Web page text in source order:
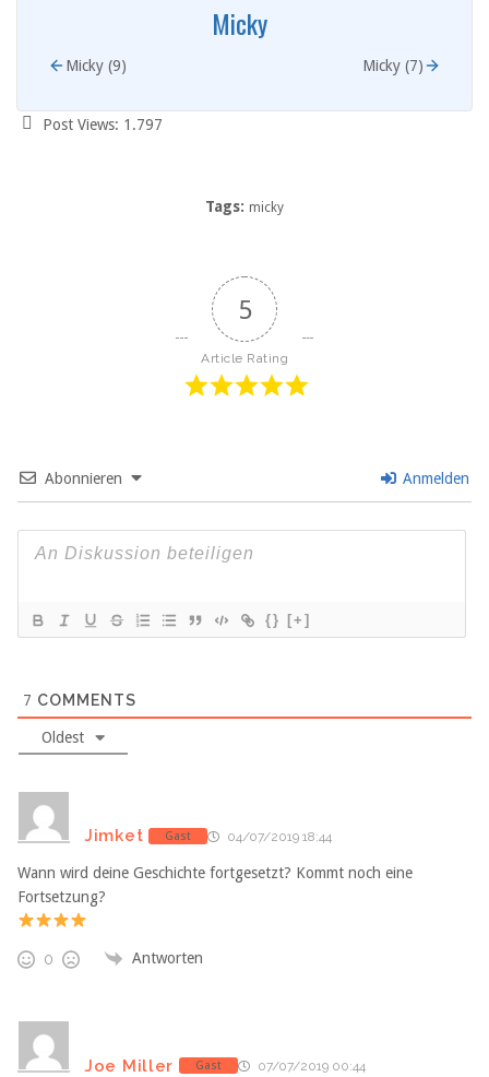
Micky
Micky (9) Micky (7)
Post Views: 1.797
Tags: micky
5
Article Rating
Abonnieren Anmelden
{} [+]
7 COMMENTS
Oldest
Jimket Gast 04/07/2019 18:44
Wann wird deine Geschichte fortgesetzt? Kommt noch eine
Fortsetzung?
0 Antworten
Joe Miller Gast 07/07/2019 00:44